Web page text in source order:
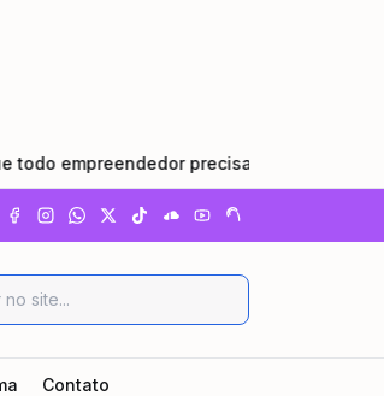
empreendedor precisa saber
Contato